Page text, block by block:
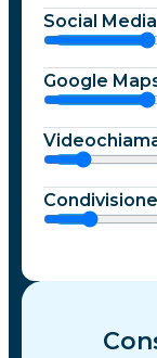
Social Media
Google